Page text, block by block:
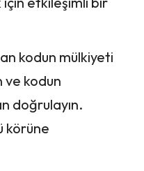
kodun mülkiyeti
ve kodun
doğrulayın.
körüne